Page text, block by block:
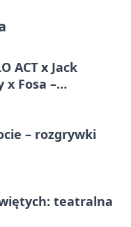
ACT x Jack
x Fosa –
– rozgrywki
teatralna